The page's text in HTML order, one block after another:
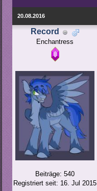
20.08.2016
Record
Enchantress
Beiträge: 540
Registriert seit: 16. Jul 2015